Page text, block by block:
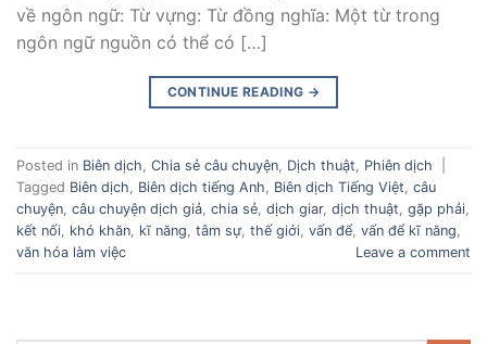
về ngôn ngữ: Từ vựng: Từ đồng nghĩa: Một từ trong
ngôn ngữ nguồn có thể có […]
CONTINUE READING →
Posted in Biên dịch, Chia sẻ câu chuyện, Dịch thuật, Phiên dịch
Tagged Biên dịch, Biên dịch tiếng Anh, Biên dịch Tiếng Việt, câu
chuyện, câu chuyện dịch giả, chia sẻ, dịch giar, dịch thuật, gặp phải,
kết nối, khó khăn, kĩ năng, tâm sự, thế giới, vấn để, vấn để kĩ năng,
văn hóa làm việc
Leave a comment